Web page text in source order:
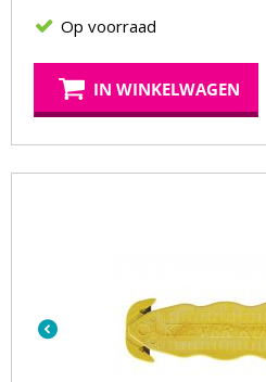
Op voorraad
IN WINKELWAGEN